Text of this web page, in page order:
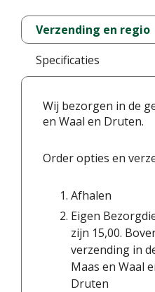
Verzending en regio
Specificaties
Wij bezorgen in de
en Waal en Druten.
Order opties en
Afhalen
Eigen
zijn 15,00.
verzending in
Maas en Waal
Druten